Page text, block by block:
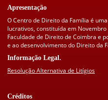
Apresentação
O Centro de Direito da Família é
lucrativos, constituída em
Faculdade de Direito de Coimbra e
e ao desenvolvimento do Direito da
Informação Legal.
Resolução Alternativa de Litígios
Créditos